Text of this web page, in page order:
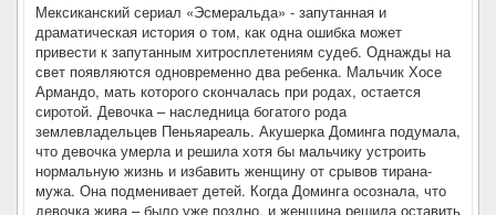
Мексиканский сериал «Эсмеральда» - запутанная и
драматическая история о том, как одна ошибка может
привести к запутанным хитросплетениям судеб. Однажды на
свет появляются одновременно два ребенка. Мальчик Хосе
Армандо, мать которого скончалась при родах, остается
сиротой. Девочка – наследница богатого рода
землевладельцев Пеньяареаль. Акушерка Доминга подумала,
что девочка умерла и решила хотя бы мальчику устроить
нормальную жизнь и избавить женщину от срывов тирана-
мужа. Она подменивает детей. Когда Доминга осознала, что
девочка жива – было уже поздно, и женщина решила оставить